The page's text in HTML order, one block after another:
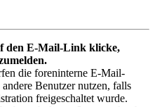
den E-Mail-Link klicke,
die foreninterne E-Mail-
Benutzer nutzen, falls
freigeschaltet wurde.